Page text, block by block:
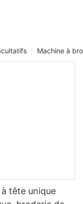
Machine à
tête unique